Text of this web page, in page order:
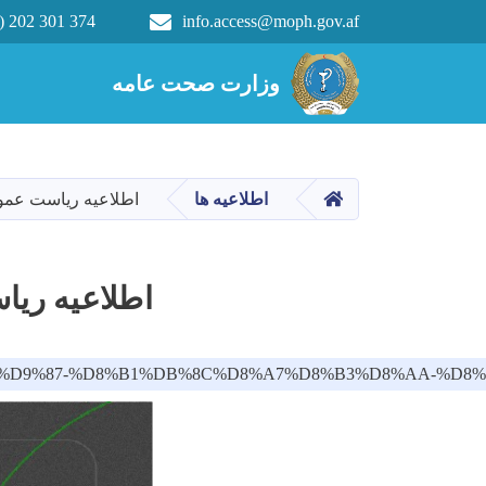
وزارت صحت عامه
info.access@moph.gov.af
202 301 374
Main navigation
وزارت صحت عامه
HOME اطلاعیه ها اطلاعیه ریاست
اطلاعیه
%D8%B1%DB%8C%D8%A7%D8%B3%D8%AA-